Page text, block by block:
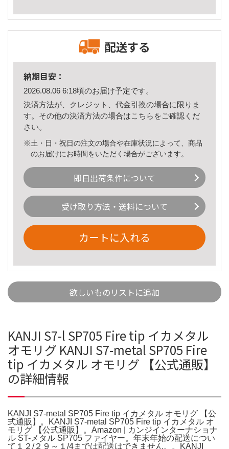
配送する
納期目安：
2026.08.06 6:18頃のお届け予定です。
決済方法が、クレジット、代金引換の場合に限りま
す。その他の決済方法の場合はこちら をご確認くだ
さい。
※土・日・祝日の注文の場合や在庫状況によって、商品
のお届けにお時間をいただく場合がございます。
即日出荷条件について
受け取り方法・送料について
カートに入れる
欲しいものリストに追加
KANJI S7-l SP705 Fire tip イカメタル
オモリグ KANJI S7-metal SP705 Fire
tip イカメタル オモリグ 【公式通販】
の詳細情報
KANJI S7-metal SP705 Fire tip イカメタル オモリグ 【公
式通販】。KANJI S7-metal SP705 Fire tip イカメタル オ
モリグ 【公式通販】。Amazon | カンジインターナショナ
ル ST-メタル SP705 ファイヤー。年末年始の配送につい
て１２/２９～１/4までは配送はできません。。KANJI